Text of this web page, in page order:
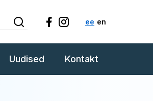
ee en
Uudised Kontakt